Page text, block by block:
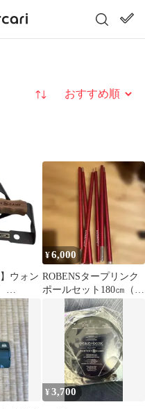
並び替え
ウォン
¥6,000
ROBENSタープリンク
ポールセット180㎝（2
本組）
¥3,700